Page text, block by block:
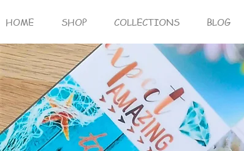
HOME SHOP COLLECTIONS BLOG